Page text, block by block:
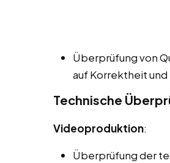
Überprüfung von
auf Korrektheit und
Technische
Videoproduktion:
Überprüfung der